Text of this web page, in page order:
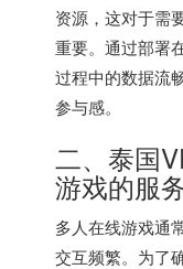
资源，这对于需
重要。通过部署
过程中的数据流
参与感。
二、 泰国
游戏的服
多人在线游戏通
交互频繁。为了